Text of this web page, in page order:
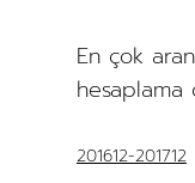
En çok
201612-201712